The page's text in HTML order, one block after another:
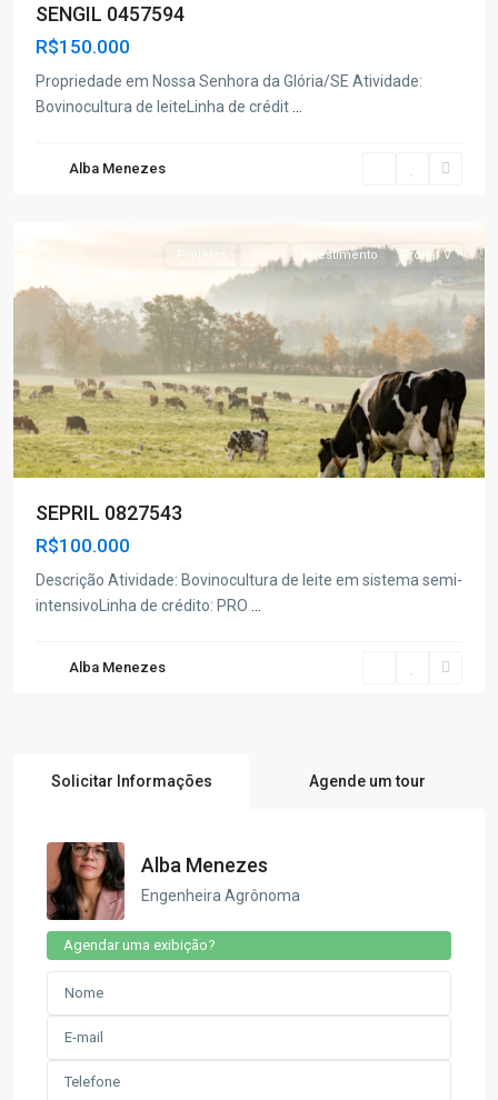
SENGIL 0457594
R$150.000
Propriedade em Nossa Senhora da Glória/SE Atividade:
Bovinocultura de leiteLinha de crédit
Alba Menezes
Poço
Projetos Investimento Pronaf V
SEPRIL 0827543
R$100.000
Descrição Atividade: Bovinocultura de leite em sistema semi-
intensivoLinha de crédito: PRO
Alba Menezes
Solicitar Informações Agende um tour
Alba Menezes
Engenheira Agrônoma
Agendar uma exibição?